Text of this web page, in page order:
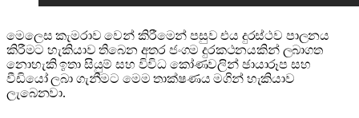
මෙලෙස කැමරාව වෙන් කිරීමෙන් පසුව එය දුරස්ථව පාලනය
කිරීමට හැකියාව තිබෙන අතර ජංගම දුරකථනයකින් ලබාගත
නොහැකි ඉතා සියුම් සහ විවිධ කෝණවලින් ඡායාරූප සහ
වීඩියෝ ලබා ගැනීමට මෙම තාක්ෂණය මගින් හැකියාව
ලැබෙනවා.